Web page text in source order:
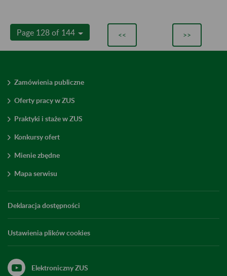
Page 128 of 144 << >>
Zamówienia publiczne
Oferty pracy w ZUS
Praktyki i staże w ZUS
Konkursy ofert
Mienie zbędne
Mapa serwisu
Deklaracja dostępności
Ustawienia plików cookies
Elektroniczny ZUS